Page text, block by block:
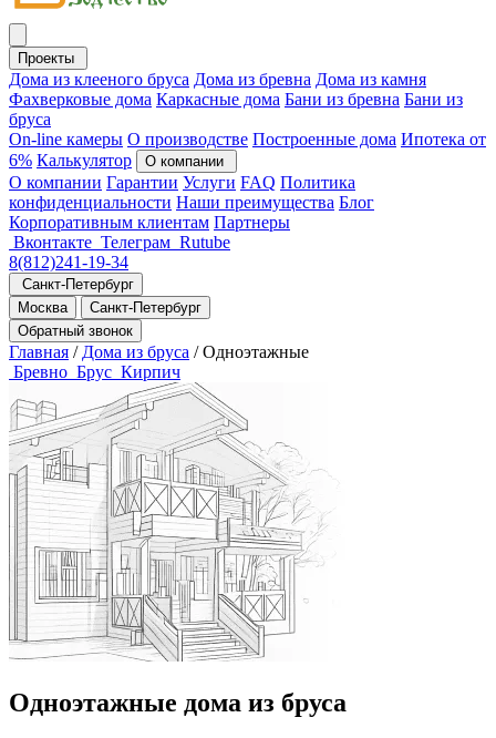
Проекты
Дома из клееного бруса Дома из бревна Дома из камня
Фахверковые дома Каркасные дома Бани из бревна Бани из
бруса
On-line камеры О производстве Построенные дома Ипотека от
6% Калькулятор О компании
О компании Гарантии Услуги FAQ Политика
конфиденциальности Наши преимущества Блог
Корпоративным клиентам Партнеры
Вконтакте Телеграм Rutube
8(812)241-19-34
Санкт-Петербург
Москва
Санкт-Петербург
Обратный звонок
Главная / Дома из бруса / Одноэтажные
Бревно Брус Кирпич
Одноэтажные дома из бруса